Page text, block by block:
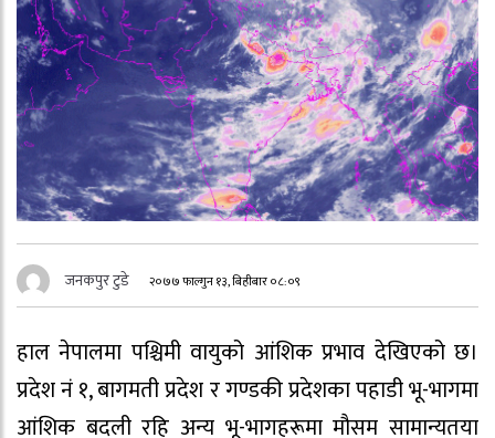
जनकपुर टुडे २०७७ फाल्गुन १३, बिहीबार ०८:०९
हाल नेपालमा पश्चिमी वायुको आंशिक प्रभाव देखिएको छ।
प्रदेश नं १, बागमती प्रदेश र गण्डकी प्रदेशका पहाडी भू-भागमा
आंशिक बदली रहि अन्य भू-भागहरूमा मौसम सामान्यतया